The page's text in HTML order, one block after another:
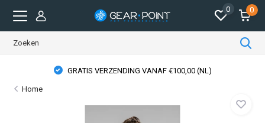
0 0
GRATIS VERZENDING VANAF €100,00 (NL)
Home